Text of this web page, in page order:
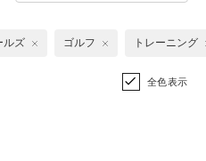
ルズ ゴルフ トレーニング
全色表示